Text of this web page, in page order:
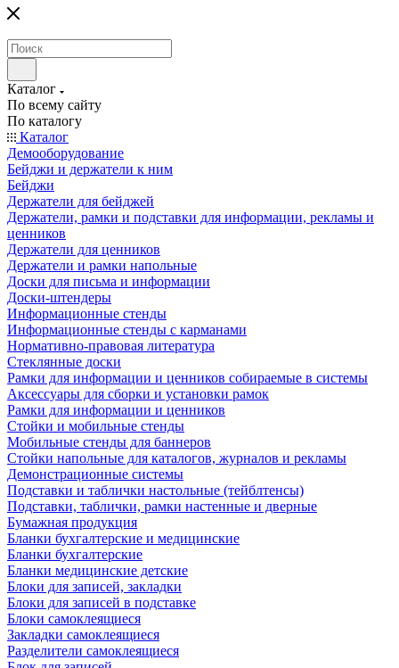
Каталог
По всему сайту
По каталогу
Каталог
Демооборудование
Бейджи и держатели к ним
Бейджи
Держатели для бейджей
Держатели, рамки и подставки для информации, рекламы и
ценников
Держатели для ценников
Держатели и рамки напольные
Доски для письма и информации
Доски-штендеры
Информационные стенды
Информационные стенды с карманами
Нормативно-правовая литература
Стеклянные доски
Рамки для информации и ценников собираемые в системы
Аксессуары для сборки и установки рамок
Рамки для информации и ценников
Стойки и мобильные стенды
Мобильные стенды для баннеров
Стойки напольные для каталогов, журналов и рекламы
Демонстрационные системы
Подставки и таблички настольные (тейблтенсы)
Подставки, таблички, рамки настенные и дверные
Бумажная продукция
Бланки бухгалтерские и медицинские
Бланки бухгалтерские
Бланки медицинские детские
Блоки для записей, закладки
Блоки для записей в подставке
Блоки самоклеящиеся
Закладки самоклеящиеся
Разделители самоклеящиеся